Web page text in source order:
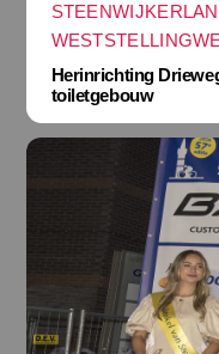
Herinrichting
toiletgebouw